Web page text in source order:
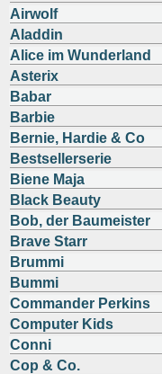
Airwolf
Aladdin
Alice im Wunderland
Asterix
Babar
Barbie
Bernie, Hardie & Co
Bestsellerserie
Biene Maja
Black Beauty
Bob, der Baumeister
Brave Starr
Brummi
Bummi
Commander Perkins
Computer Kids
Conni
Cop & Co.